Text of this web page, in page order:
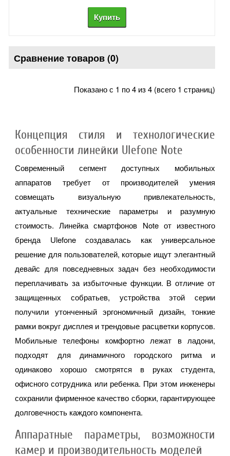
Сравнение товаров (0)
Показано с 1 по 4 из 4 (всего 1 страниц)
Концепция стиля и технологические
особенности линейки Ulefone Note
Современный сегмент доступных мобильных
аппаратов требует от производителей умения
совмещать визуальную привлекательность,
актуальные технические параметры и разумную
стоимость. Линейка смартфонов Note от известного
бренда Ulefone создавалась как универсальное
решение для пользователей, которые ищут элегантный
девайс для повседневных задач без необходимости
переплачивать за избыточные функции. В отличие от
защищенных собратьев, устройства этой серии
получили утонченный эргономичный дизайн, тонкие
рамки вокруг дисплея и трендовые расцветки корпусов.
Мобильные телефоны комфортно лежат в ладони,
подходят для динамичного городского ритма и
одинаково хорошо смотрятся в руках студента,
офисного сотрудника или ребенка. При этом инженеры
сохранили фирменное качество сборки, гарантирующее
долговечность каждого компонента.
Аппаратные параметры, возможности
камер и производительность моделей